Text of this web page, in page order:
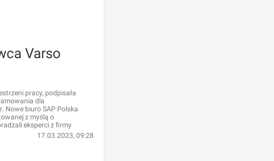
Varso
pracy, podpisała
dla
Nowe biuro SAP Polska
z myślą o
eksperci z firmy
17.03.2023, 09:28